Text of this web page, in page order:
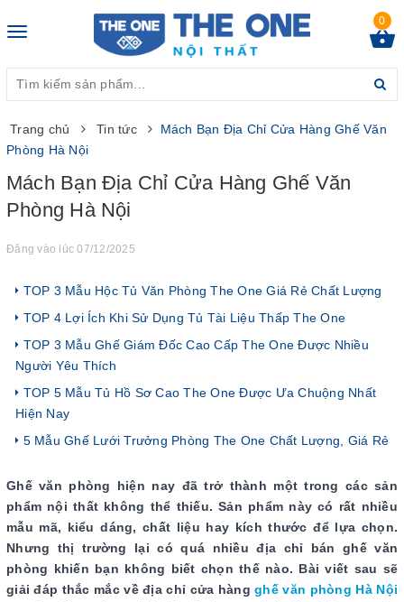
Toggle
0
Trang chủ Tin tức
Mách Bạn Địa Chỉ Cửa Hàng Ghế Văn
Phòng Hà Nội
Mách Bạn Địa Chỉ Cửa Hàng Ghế Văn
Phòng Hà Nội
Đăng vào lúc 07/12/2025
TOP 3 Mẫu Hộc Tủ Văn Phòng The One Giá Rẻ Chất Lượng
TOP 4 Lợi Ích Khi Sử Dụng Tủ Tài Liệu Thấp The One
TOP 3 Mẫu Ghế Giám Đốc Cao Cấp The One Được Nhiều
Người Yêu Thích
TOP 5 Mẫu Tủ Hồ Sơ Cao The One Được Ưa Chuộng Nhất
Hiện Nay
5 Mẫu Ghế Lưới Trưởng Phòng The One Chất Lượng, Giá Rẻ
Ghế văn phòng hiện nay đã trở thành một trong các sản
phẩm nội thất không thể thiếu. Sản phẩm này có rất nhiều
mẫu mã, kiểu dáng, chất liệu hay kích thước để lựa chọn.
Nhưng thị trường lại có quá nhiều địa chỉ bán ghế văn
phòng khiến bạn không biết chọn thế nào. Bài viết sau sẽ
giải đáp thắc mắc về địa chỉ cửa hàngghế văn phòng Hà Nội